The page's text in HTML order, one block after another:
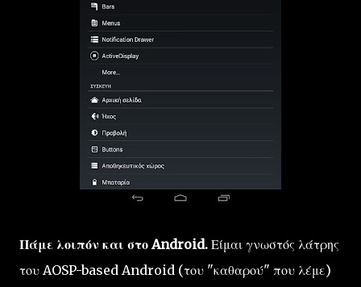
Πάμε λοιπόν και στο Android. Είμαι γνωστός λάτρης
του AOSP-based Android (του "καθαρού" που λέμε)